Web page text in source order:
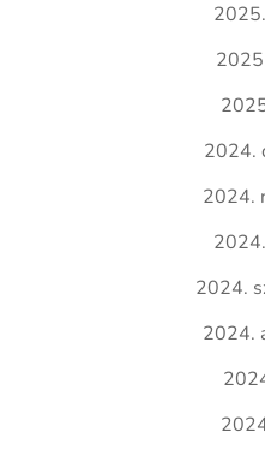
2024.
2024.
2024.
2024.